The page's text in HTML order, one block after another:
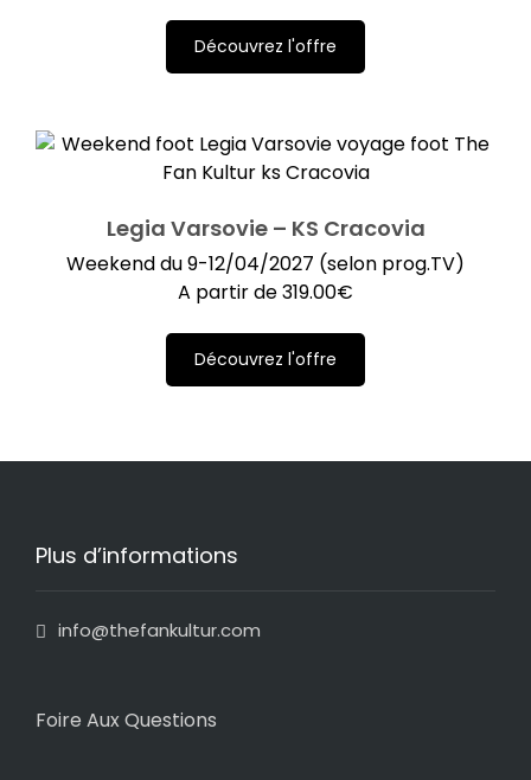
Découvrez l'offre
Legia Varsovie – KS Cracovia
Weekend du 9-12/04/2027 (selon prog.TV)
A partir de319.00€
Découvrez l'offre
Plus d’informations
info@thefankultur.com
Foire Aux Questions